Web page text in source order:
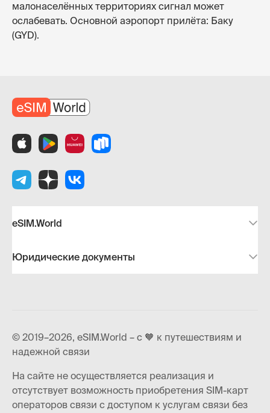
малонаселённых территориях сигнал может
ослабевать. Основной аэропорт прилёта: Баку
(GYD).
eSIM.World
Юридические документы
© 2019–2026, eSIM.World – с 🧡 к путешествиям и
надежной связи
На сайте не осуществляется реализация и
отсутствует возможность приобретения SIM-карт
операторов связи с доступом к услугам связи без